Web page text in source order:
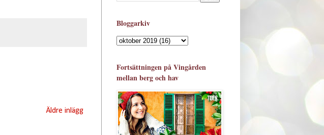
Äldre inlägg
Bloggarkiv
Fortsättningen på Vingården
mellan berg och hav